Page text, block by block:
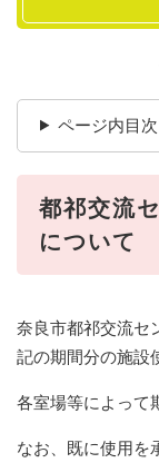
ページ内目次
都祁交流
について
奈良市都祁交流セ
記の期間分の施設
各室場等によって
なお、既に使用を